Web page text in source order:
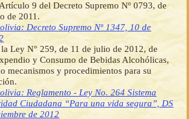
9 del Decreto Supremo Nº 0793, de
de 2011.
Decreto Supremo Nº 1347, 10 de
Ley N° 259, de 11 de julio de 2012, de
y Consumo de Bebidas Alcohólicas,
mecanismos y procedimientos para su
Reglamento - Ley No. 264 Sistema
Ciudadana “Para una vida segura”, DS
de 2012